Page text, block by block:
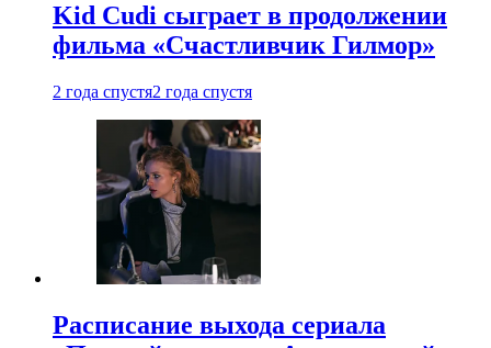
Kid Cudi сыграет в продолжении
фильма «Счастливчик Гилмор»
2 года спустя2 года спустя
Расписание выхода сериала